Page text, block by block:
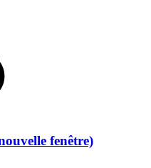
fenêtre)